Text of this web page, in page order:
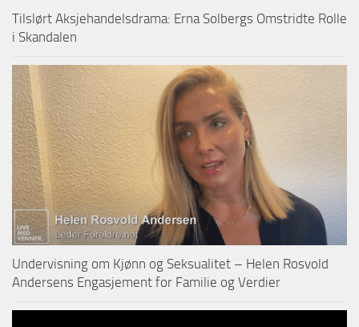
Tilslørt Aksjehandelsdrama: Erna Solbergs Omstridte Rolle
i Skandalen
Undervisning om Kjønn og Seksualitet – Helen Rosvold
Andersens Engasjement for Familie og Verdier